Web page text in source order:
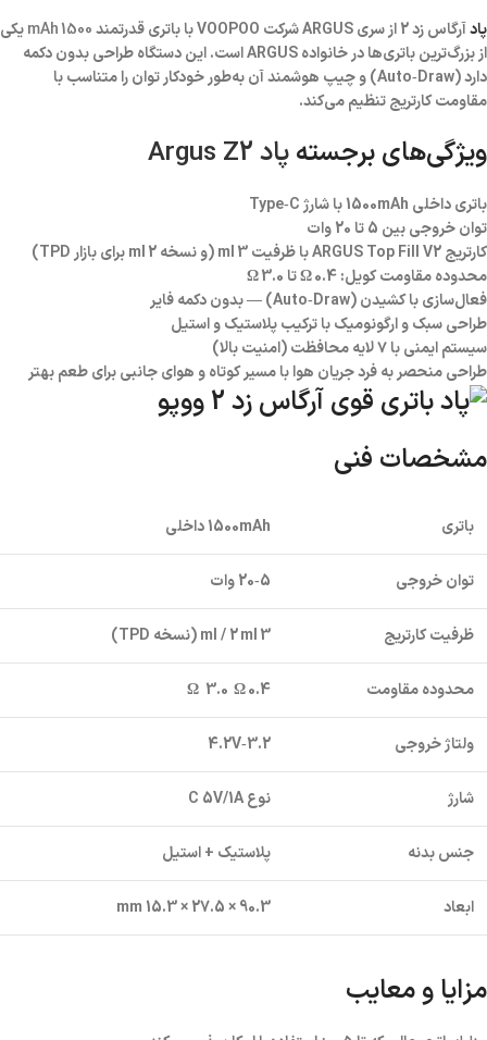
پادآرگاس زد 2 از سری ARGUS شرکت VOOPOO با باتری قدرتمند 1500 mAh
یکی
از بزرگ‌ترین باتری‌ها در خانواده ARGUS است. این دستگاه طراحی بدون دکمه
دارد (Auto‑Draw) و چیپ هوشمند آن به‌طور خودکار توان را متناسب با
مقاومت کارتریج تنظیم می‌کند.
ویژگی‌های برجستهپاد Argus Z2
باتری داخلی 1500mAh با شارژ Type‑C
توان خروجی بین 5 تا 20 وات
کارتریج ARGUS Top Fill V2 با ظرفیت 3 ml (و نسخه 2 ml برای بازار TPD)
محدوده مقاومت کویل: 0.4 Ω تا 3.0 Ω
فعال‌سازی با کشیدن (Auto‑Draw) — بدون دکمه فایر
طراحی سبک و ارگونومیک با ترکیب پلاستیک و استیل
سیستم ایمنی با ۷ لایه محافظت (امنیت بالا)
طراحی منحصر به فرد جریان هوا با مسیر کوتاه و هوای جانبی برای طعم بهتر
مشخصات فنی
باتری 1500mAh داخلی
توان خروجی 5‑20 وات
ظرفیت کارتریج 3 ml / 2 ml (نسخه TPD)
محدوده مقاومت 0.4 Ω 3.0 Ω
ولتاژ خروجی 3.2‑4.2V
شارژ نوع C 5V/1A
جنس بدنه پلاستیک + استیل
ابعاد 90.3 × 27.5 × 15.3 mm
مزایا و معایب